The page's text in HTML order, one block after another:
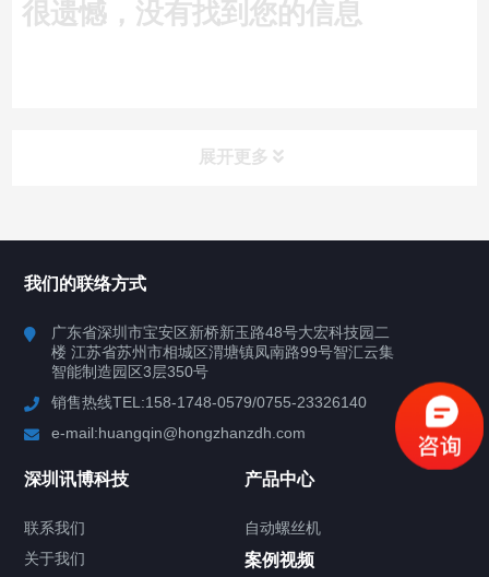
很遗憾，没有找到您的信息
展开更多
行业案例
联系我们
关于我们
我们的联络方式
广东省深圳市宝安区新桥新玉路48号大宏科技园二
楼 江苏省苏州市相城区渭塘镇凤南路99号智汇云集
智能制造园区3层350号
销售热线TEL:158-1748-0579/0755-23326140
e-mail:huangqin@hongzhanzdh.com
深圳讯博科技
联系我们
关于我们
产品中心
自动螺丝机
案例视频